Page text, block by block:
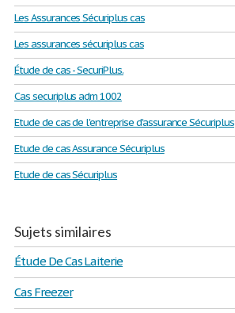
Les Assurances Sécuriplus cas
Les assurances sécuriplus cas
Étude de cas - SecuriPlus.
Cas securiplus adm 1002
Etude de cas de l'entreprise d'assurance Sécuriplus
Etude de cas Assurance Sécuriplus
Etude de cas Sécuriplus
Sujets similaires
Étude De Cas Laiterie
Cas Freezer